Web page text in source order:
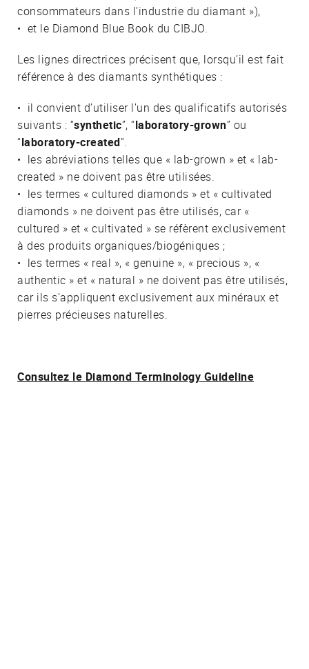
consommateurs dans l’industrie du diamant »),
• et le Diamond Blue Book du CIBJO.
Les lignes directrices précisent que, lorsqu’il est fait
référence à des diamants synthétiques :
• il convient d’utiliser l’un des qualificatifs autorisés
suivants : “synthetic”, “laboratory-grown” ou
“laboratory-created”.
• les abréviations telles que « lab-grown » et « lab-
created » ne doivent pas être utilisées.
• les termes « cultured diamonds » et « cultivated
diamonds » ne doivent pas être utilisés, car «
cultured » et « cultivated » se réfèrent exclusivement
à des produits organiques/biogéniques ;
• les termes « real », « genuine », « precious », «
authentic » et « natural » ne doivent pas être utilisés,
car ils s’appliquent exclusivement aux minéraux et
pierres précieuses naturelles.
Consultez le Diamond Terminology Guideline